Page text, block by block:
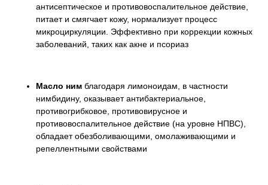
антисептическое и противовоспалительное действие,
питает и смягчает кожу, нормализует процесс
микроциркуляции. Эффективно при коррекции кожных
заболеваний, таких как акне и псориаз
Масло ним благодаря лимоноидам, в частности
нимбидину, оказывает антибактериальное,
противогрибковое, противовирусное и
противовоспалительное действие (на уровне НПВС),
обладает обезболивающими, омолаживающими и
репеллентными свойствами